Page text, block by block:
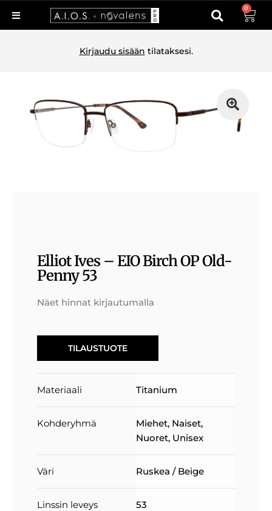
0
Kirjaudu sisään tilataksesi.
Elliot Ives – EIO Birch OP Old-
Penny 53
Näet hinnat kirjautumalla
TILAUSTUOTE
Materiaali Titanium
Kohderyhmä Miehet, Naiset,
Nuoret, Unisex
Väri Ruskea / Beige
Linssin leveys 53